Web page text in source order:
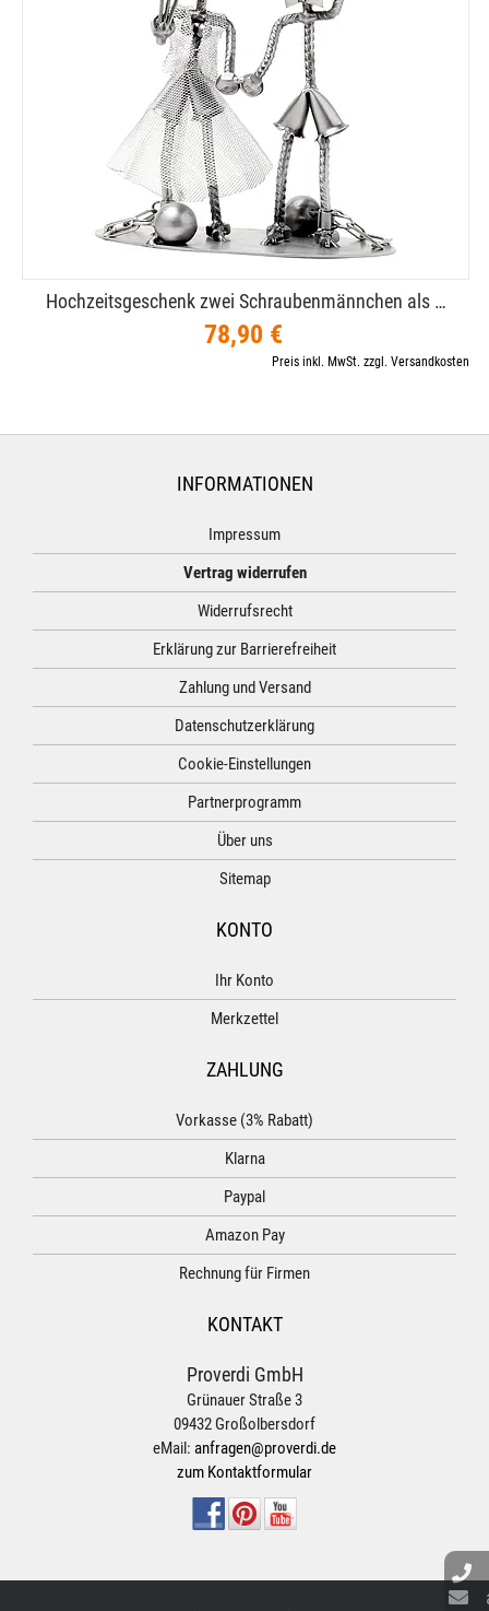
Hochzeitsgeschenk zwei Schraubenmännchen als …
78,90 €
Preis inkl. MwSt. zzgl. Versandkosten
INFORMATIONEN
Impressum
Vertrag widerrufen
Widerrufsrecht
Erklärung zur Barrierefreiheit
Zahlung und Versand
Datenschutzerklärung
Cookie-Einstellungen
Partnerprogramm
Über uns
Sitemap
KONTO
Ihr Konto
Merkzettel
ZAHLUNG
Vorkasse (3% Rabatt)
Klarna
Paypal
Amazon Pay
Rechnung für Firmen
KONTAKT
Proverdi GmbH
Grünauer Straße 3
09432 Großolbersdorf
eMail: anfragen@proverdi.de
zum Kontaktformular